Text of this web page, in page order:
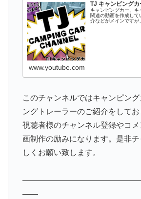
TJ キャンピング
キャンピングカー、キ
関連の動画を作成して
介などがメインですが
www.youtube.com
このチャンネルではキャンピン
ングトレーラーのご紹介をしてお
視聴者様のチャンネル登録やコ
画制作の励みになります。是非
しくお願い致します。
——